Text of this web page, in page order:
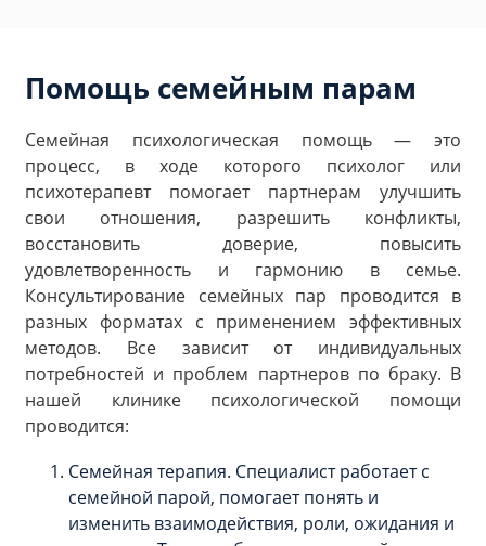
Помощь семейным парам
Семейная психологическая помощь — это
процесс, в ходе которого психолог или
психотерапевт помогает партнерам улучшить
свои отношения, разрешить конфликты,
восстановить доверие, повысить
удовлетворенность и гармонию в семье.
Консультирование семейных пар проводится в
разных форматах с применением эффективных
методов. Все зависит от индивидуальных
потребностей и проблем партнеров по браку. В
нашей клинике психологической помощи
проводится:
Семейная терапия. Специалист работает с
семейной парой, помогает понять и
изменить взаимодействия, роли, ожидания и